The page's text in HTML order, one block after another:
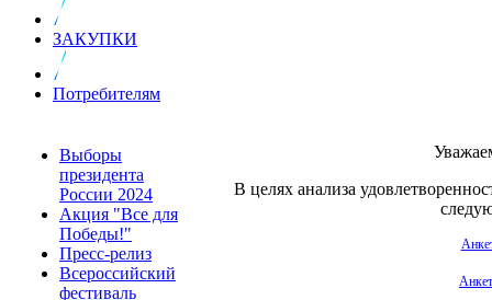
ЗАКУПКИ
Потребителям
Выборы
президента
России 2024
Акция "Все для
Победы!"
Пресс-релиз
Всероссийский
фестиваль
В целях анализа